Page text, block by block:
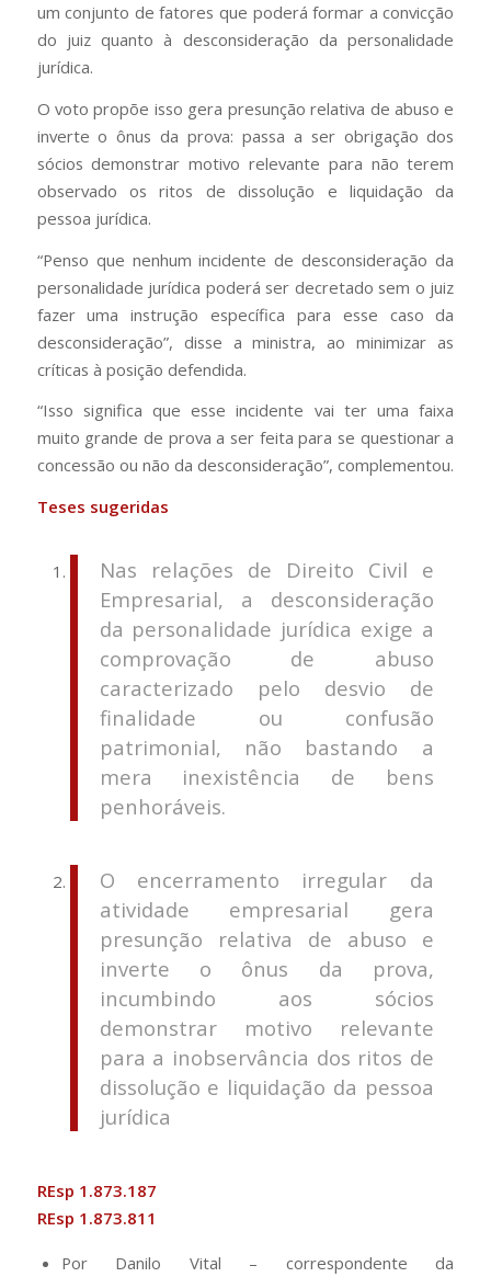
um conjunto de fatores que poderá formar a convicção
do juiz quanto à desconsideração da personalidade
jurídica.
O voto propõe isso gera presunção relativa de abuso e
inverte o ônus da prova: passa a ser obrigação dos
sócios demonstrar motivo relevante para não terem
observado os ritos de dissolução e liquidação da
pessoa jurídica.
“Penso que nenhum incidente de desconsideração da
personalidade jurídica poderá ser decretado sem o juiz
fazer uma instrução específica para esse caso da
desconsideração”, disse a ministra, ao minimizar as
críticas à posição defendida.
“Isso significa que esse incidente vai ter uma faixa
muito grande de prova a ser feita para se questionar a
concessão ou não da desconsideração”, complementou.
Teses sugeridas
Nas relações de Direito Civil e
Empresarial, a desconsideração
da personalidade jurídica exige a
comprovação de abuso
caracterizado pelo desvio de
finalidade ou confusão
patrimonial, não bastando a
mera inexistência de bens
penhoráveis.
O encerramento irregular da
atividade empresarial gera
presunção relativa de abuso e
inverte o ônus da prova,
incumbindo aos sócios
demonstrar motivo relevante
para a inobservância dos ritos de
dissolução e liquidação da pessoa
jurídica
REsp 1.873.187
REsp 1.873.811
Por Danilo Vital – correspondente da